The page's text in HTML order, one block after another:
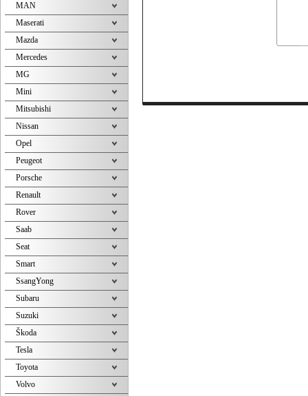
MAN
Maserati
Mazda
Mercedes
MG
Mini
Mitsubishi
Nissan
Opel
Peugeot
Porsche
Renault
Rover
Saab
Seat
Smart
SsangYong
Subaru
Suzuki
Škoda
Tesla
Toyota
Volvo